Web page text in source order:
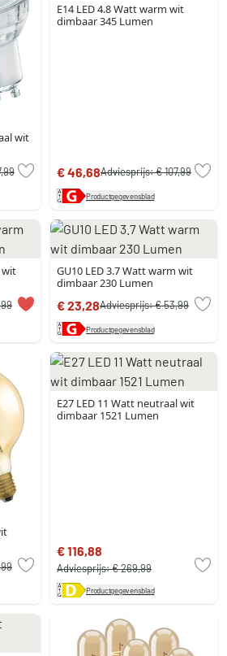
wit
E14 LED 4.8 Watt warm wit
dimbaar 345 Lumen
€ 46,68Adviesprijs:€ 107,99
Productgegevensblad
wit
GU10 LED 3.7 Watt warm wit
dimbaar 230 Lumen
€ 23,28Adviesprijs:€ 53,99
Productgegevensblad
E27 LED 11 Watt neutraal wit
dimbaar 1521 Lumen
€ 116,88
Adviesprijs:€ 269,99
Productgegevensblad